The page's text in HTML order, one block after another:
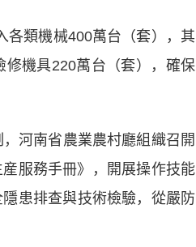
類機械400萬台（套），其
機具220萬台（套），確保
河南省農業農村廳組織召開
産服務手冊》，開展操作技能
患排查與技術檢驗，從嚴防